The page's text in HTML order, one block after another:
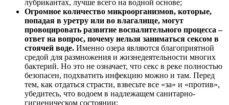
лубрикантах, лучше всего на водной основе;
Огромное количество микроорганизмов, которые,
попадая в уретру или во влагалище, могут
провоцировать развитие воспалительного процесса –
ответ на вопрос, почему нельзя заниматься сексом в
стоячей воде. Именно озера являются благоприятной
средой для размножения и жизнедеятельности многих
бактерий. Но это не означает, что секс в реке полностью
безопасен, подхватить инфекцию можно и там. Перед
тем, как отдаться страсти, взвесьте все «за» и «против»,
убедитесь, что водоем в надлежащем санитарно-
гигиеническом состоянии;